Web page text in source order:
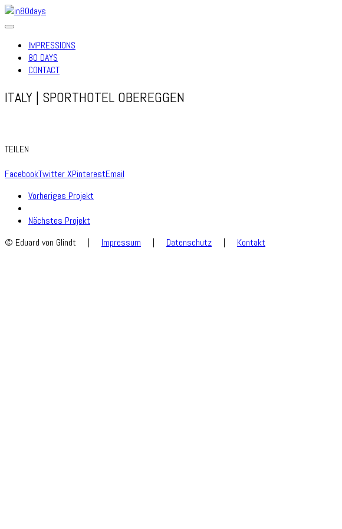
IMPRESSIONS
80 DAYS
CONTACT
ITALY | SPORTHOTEL OBEREGGEN
TEILEN
FacebookTwitter XPinterestEmail
Vorheriges Projekt
Nächstes Projekt
© Eduard von Glindt
| Impressum | Datenschutz | Kontakt